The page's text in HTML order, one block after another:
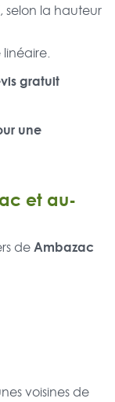
selon la hauteur
gratuit
une
et au-
deAmbazac
voisines de